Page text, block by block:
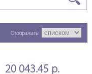
Отображать:
20 043.45 р.